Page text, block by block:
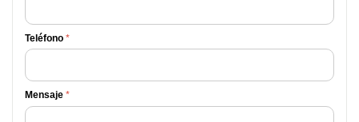
Teléfono *
Mensaje *